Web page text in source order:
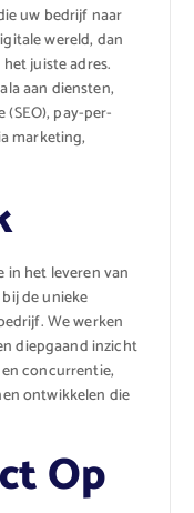
uw bedrijf naar
wereld, dan
juiste adres.
aan diensten,
pay-per-
marketing,
in het leveren van
de unieke
We werken
diepgaand inzicht
concurrentie,
ontwikkelen die
Op